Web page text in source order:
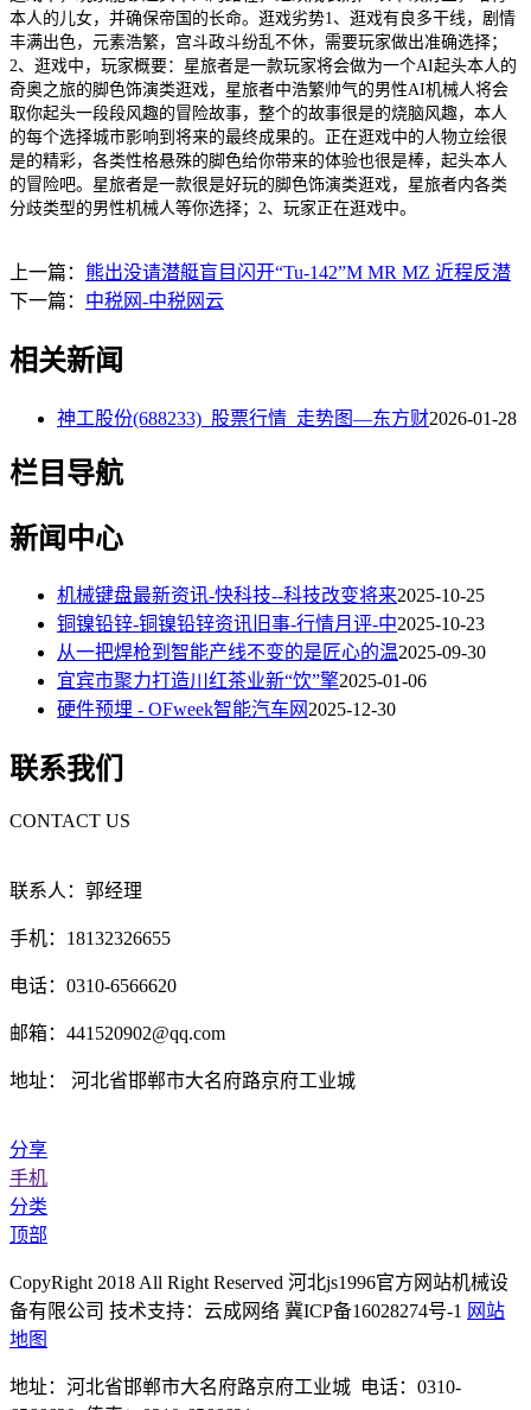
本人的儿女，并确保帝国的长命。逛戏劣势1、逛戏有良多干线，剧情
丰满出色，元素浩繁，宫斗政斗纷乱不休，需要玩家做出准确选择；
2、逛戏中，玩家概要：星旅者是一款玩家将会做为一个AI起头本人的
奇奥之旅的脚色饰演类逛戏，星旅者中浩繁帅气的男性AI机械人将会
取你起头一段段风趣的冒险故事，整个的故事很是的烧脑风趣，本人
的每个选择城市影响到将来的最终成果的。正在逛戏中的人物立绘很
是的精彩，各类性格悬殊的脚色给你带来的体验也很是棒，起头本人
的冒险吧。星旅者是一款很是好玩的脚色饰演类逛戏，星旅者内各类
分歧类型的男性机械人等你选择；2、玩家正在逛戏中。
上一篇： 熊出没请潜艇盲目闪开“Tu-142”M MR MZ 近程反潜
下一篇： 中税网-中税网云
相关新闻
神工股份(688233)_股票行情_走势图—东方财2026-01-28
栏目导航
新闻中心
机械键盘最新资讯-快科技--科技改变将来2025-10-25
铜镍铅锌-铜镍铅锌资讯旧事-行情月评-中2025-10-23
从一把焊枪到智能产线不变的是匠心的温2025-09-30
宜宾市聚力打造川红茶业新“饮”擎2025-01-06
硬件预埋 - OFweek智能汽车网2025-12-30
联系我们
CONTACT US
联系人：郭经理
手机：18132326655
电话：0310-6566620
邮箱：441520902@qq.com
地址： 河北省邯郸市大名府路京府工业城
分享
手机
分类
顶部
CopyRight 2018 All Right Reserved 河北js1996官方网站机械设
备有限公司 技术支持：云成网络 冀ICP备16028274号-1 网站
地图
地址：河北省邯郸市大名府路京府工业城 电话：0310-